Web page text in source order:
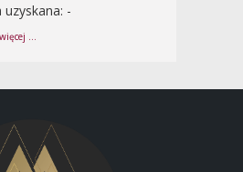
uzyskana: -
...